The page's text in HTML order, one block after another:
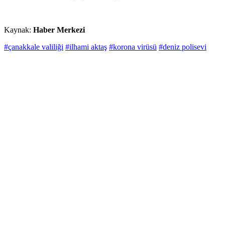
Kaynak: Haber Merkezi
#çanakkale valiliği #ilhami aktaş #korona virüsü #deniz polisevi